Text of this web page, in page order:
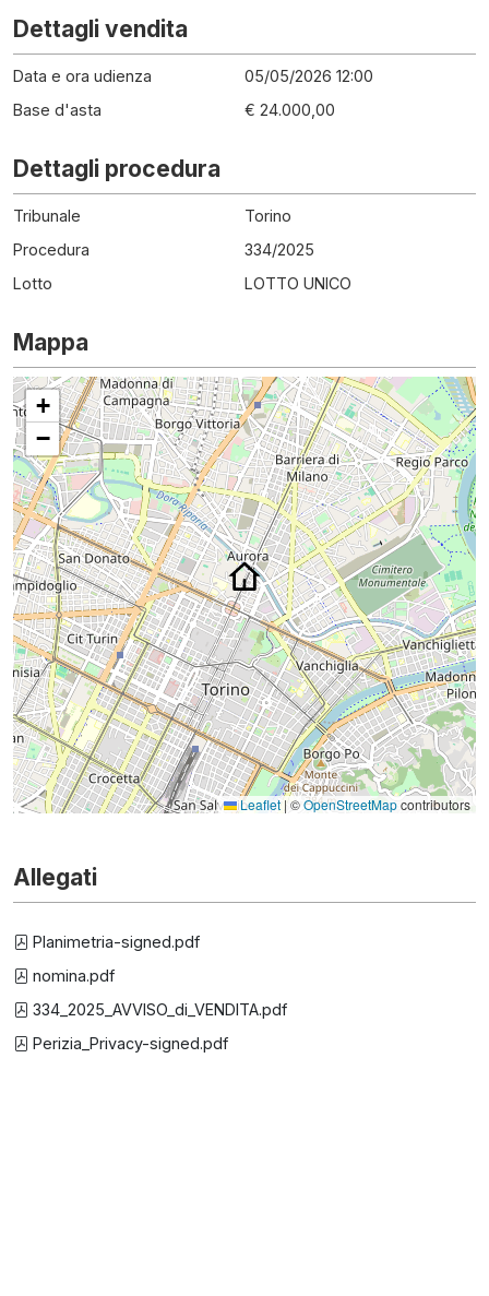
Dettagli vendita
Data e ora udienza
05/05/2026 12:00
Base d'asta
€ 24.000,00
Dettagli procedura
Tribunale
Torino
Procedura
334/2025
Lotto
LOTTO UNICO
Mappa
+
−
Leaflet |©OpenStreetMapcontributors
Allegati
Planimetria-signed.pdf
nomina.pdf
334_2025_AVVISO_di_VENDITA.pdf
Perizia_Privacy-signed.pdf